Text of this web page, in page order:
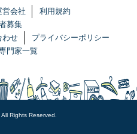
営会社
利用規約
募集
わせ
プライバシーポリシー
門家一覧
Rights Reserved.